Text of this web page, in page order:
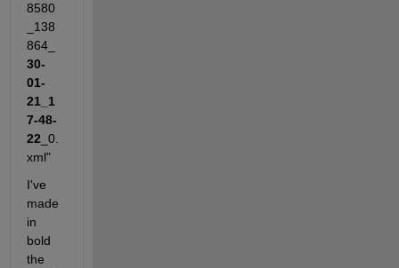
8580
_138
30-
01-
21_1
7-48-
22 _0.
xml"
I've
made
in
bold
the